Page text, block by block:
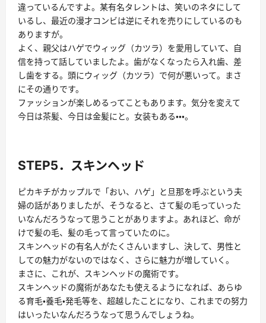
違っているんですよ。某有名タレントは、笑いのネタにして
いるし、最近の漫才コンビは逆にそれを売りにしているのも
ありますが。
よく、親父はハゲでウィッグ（カツラ）を愛用していて、自
信を持って話していましたよ。歯がなくなったら入れ歯、差
し歯をする。頭にウィッグ（カツラ）で何が悪いって。まさ
にその通りです。
ファッションが楽しめるってこともあります。気分を変えて
今日は茶髪、今日は金髪にと。女装もある・・・。
STEP5．スキンヘッド
ピカキチがカップルで「おい、ハゲ」と旦那を呼ぶという夫
婦の話がありましたが、そうなると、さて髪の毛っていった
いなんだろうなって思うことがありますよ。あれほど、命が
けで髪の毛、髪の毛って言っていたのに。
スキンヘッドの有名人がたくさんいますし、決して、男性と
しての魅力がないのではなく、さらに魅力が増していく。
まさに、これが、スキンヘッドの魔術です。
スキンヘッドの魔術があなたも使えるようになれば、あらゆ
る育毛・養毛・発毛等を、超越したことになり、これまでの努力
はいったいなんだろうなって思うんでしょうね。